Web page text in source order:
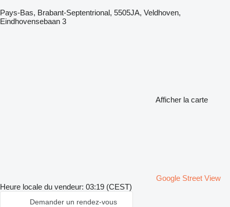
Pays-Bas, Brabant-Septentrional, 5505JA, Veldhoven,
Eindhovensebaan 3
Afficher la carte
Google Street View
Heure locale du vendeur: 03:19 (CEST)
Demander un rendez-vous